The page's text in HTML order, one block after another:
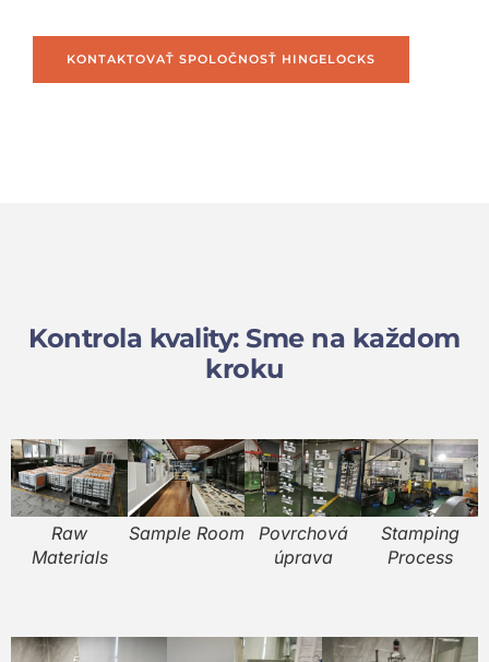
KONTAKTOVAŤ SPOLOČNOSŤ HINGELOCKS
Kontrola kvality: Sme na každom
kroku
Raw
Materials
Sample Room
Povrchová
úprava
Stamping
Process